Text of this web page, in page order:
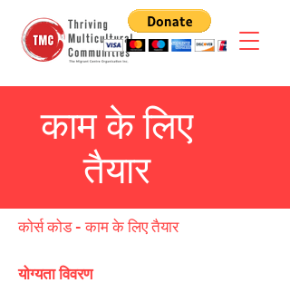
काम के लिए
तैयार
कोर्स कोड - काम के लिए तैयार
योग्यता विवरण